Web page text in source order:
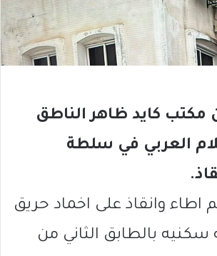
مكتب كايد ظاهر الناطق
العربي في سلطة
طواقم اطاء وانقاذ على اخماد حريق
بالطابق الثاني من